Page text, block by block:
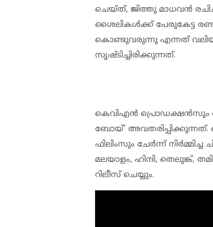
ചെയ്ത്, ജിത്തു മാധവന്‍
ശൈലികള്‍ക്ക് പേരുകേട്ട
കൊണ്ടുവരുന്നു എന്നത് വലിയ
സൃഷ്ടിച്ചിരിക്കുന്നത്.
കെവിഎന്‍ പ്രൊഡക്ഷന്‍സും
ബോയ്'
ഫിലിംസും ചേര്‍ന്ന്
മലയാളം, ഹിന്ദി, തെലുങ്ക്,
റിലീസ് ചെയ്യും.